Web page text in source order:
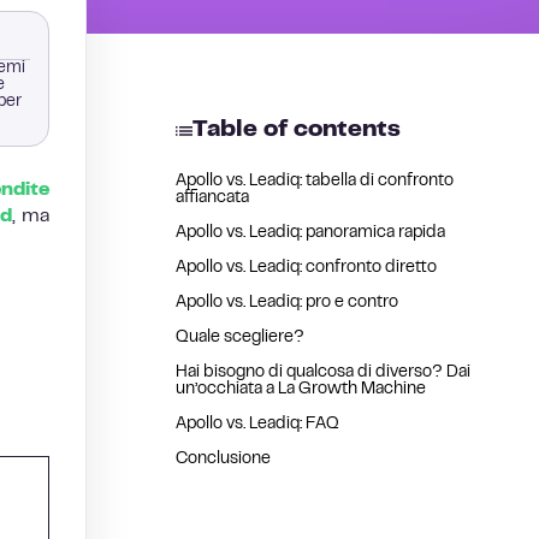
Table of contents
Apollo vs. Leadiq: tabella di confronto
affiancata
Apollo vs. Leadiq: panoramica rapida
Apollo vs. Leadiq: confronto diretto
Apollo vs. Leadiq: pro e contro
Quale scegliere?
Hai bisogno di qualcosa di diverso? Dai
un’occhiata a La Growth Machine
Apollo vs. Leadiq: FAQ
Conclusione
, ma